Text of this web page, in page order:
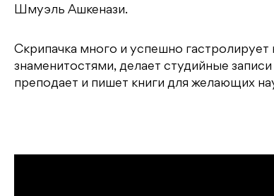
Шмуэль Ашкенази.
Скрипачка много и успешно
знаменитостями, делает студийные
преподает и пишет книги для желающих